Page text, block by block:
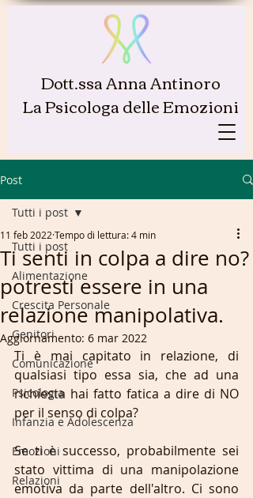
Dott.ssa Anna Antinoro
La Psicologa delle Emozioni
Post
Tutti i post
Alimentazione
Crescita Personale
Genitori
Comunicazione
Psicologia
Infanzia e Adolescenza
Emozioni
Relazioni
Tutti i post
Ti senti in colpa a dire no?
potresti essere in una
relazione manipolativa.
11 feb 2022 Tempo di lettura: 4 min
Aggiornamento: 6 mar 2022
Ti è mai capitato in relazione, di
qualsiasi tipo essa sia, che ad una
richiesta hai fatto fatica a dire di NO
per il senso di colpa?
Se ti è successo, probabilmente sei
stato vittima di una manipolazione
emotiva da parte dell'altro. Ci sono